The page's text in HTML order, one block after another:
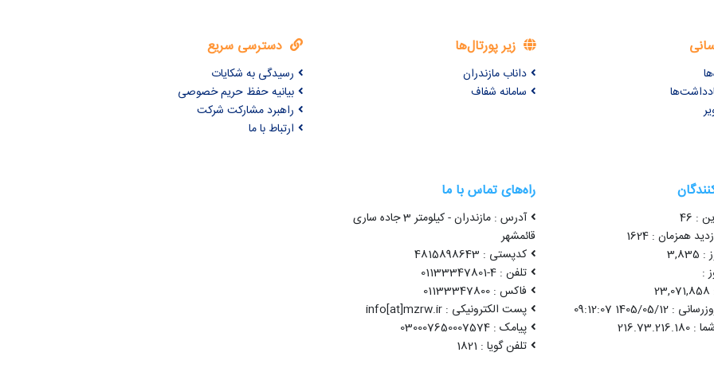
زیر پورتال‌ها
داناب مازندران
سامانه شفاف
دسترسی سریع
رسیدگی به شکایات
بیانیه حفظ حریم خصوصی
راهبرد مشارکت شرکت
ارتباط با ما
: 46
همزمان : 1624
:
05/12 09:12:07
راه‌های تماس با ما
آدرس : مازندران - کیلومتر 3 جاده ساری
قائمشهر
کدپستی : 4815898643
تلفن : 4-01133347801
فاکس : 01133347800
پست الکترونیکی : info[at]mzrw.ir
پیامک : 030007650007574
تلفن گویا : 1821